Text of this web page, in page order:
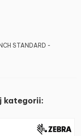
STANDARD -
kategorii: